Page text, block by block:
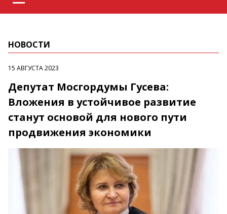
НОВОСТИ
15 АВГУСТА 2023
Депутат Мосгордумы Гусева:
Вложения в устойчивое развитие
станут основой для нового пути
продвижения экономики